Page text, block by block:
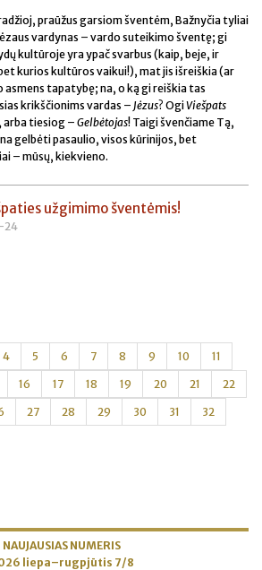
praūžus garsiom šventėm, Bažnyčia tyliai
vardynas – vardo suteikimo šventę; gi
kultūroje yra ypač svarbus (kaip, beje, ir
kurios kultūros vaikui!), mat jis išreiškia (ar
asmens tapatybę; na, o ką gi reiškia tas
krikščionims vardas – Jėzus? OgiViešpats
arba tiesiog – Gelbėtojas! Taigi švenčiame Tą,
gelbėti pasaulio, visos kūrinijos, bet
– mūsų, kiekvieno.
užgimimo šventėmis!
24
4 5 6 7 8 9 10 11
16 17 18 19 20 21 22
27 28 29 30 31 32
NAUJAUSIAS NUMERIS
liepa–rugpjūtis 7/8